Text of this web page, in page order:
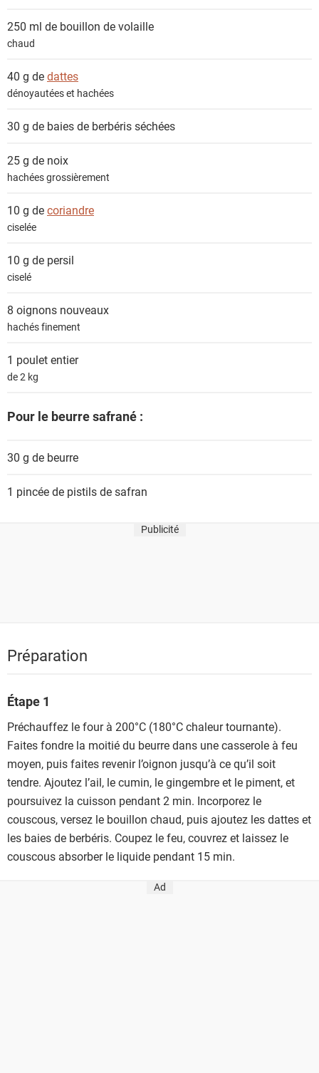
250 ml de bouillon de volaille
chaud
40 g dedattes
dénoyautées et hachées
30 g de baies de berbéris séchées
25 g de noix
hachées grossièrement
10 g decoriandre
ciselée
10 g de persil
ciselé
8 oignons nouveaux
hachés finement
1 poulet entier
de 2 kg
Pour le beurre safrané :
30 g de beurre
1 pincée de pistils desafran
Publicité
Préparation
Étape 1
Préchauffez le four à 200°C (180°C chaleur tournante).
Faites fondre la moitié du beurre dans une casserole à feu
moyen, puis faites revenir l’oignon jusqu’à ce qu’il soit
tendre. Ajoutez l’ail, le cumin, le gingembre et le piment, et
poursuivez la cuisson pendant 2 min. Incorporez le
couscous, versez le bouillon chaud, puis ajoutez les dattes et
les baies de berbéris. Coupez le feu, couvrez et laissez le
couscous absorber le liquide pendant 15 min.
Ad